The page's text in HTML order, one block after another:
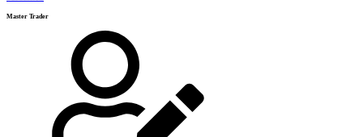
Master Trader